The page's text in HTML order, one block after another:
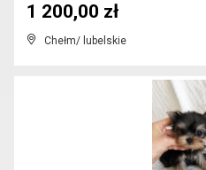
Chełm/ lubelskie
1 200,00 zł